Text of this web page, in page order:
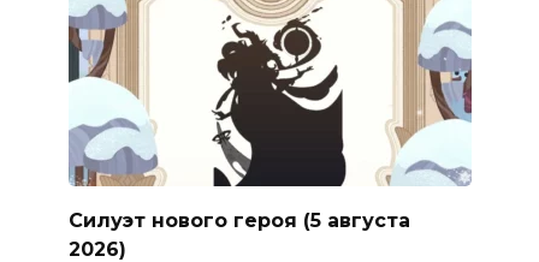
Силуэт нового героя (5 августа
2026)